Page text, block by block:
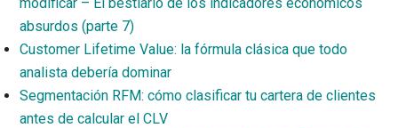
absurdos (parte 7)
Customer Lifetime Value: la fórmula clásica que todo
analista debería dominar
Segmentación RFM: cómo clasificar tu cartera de clientes
antes de calcular el CLV